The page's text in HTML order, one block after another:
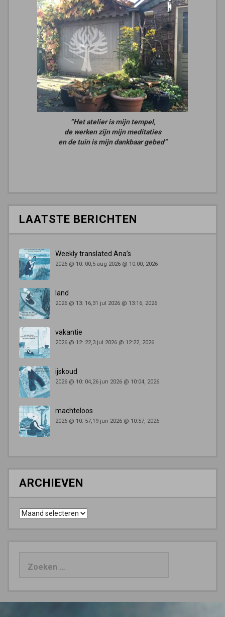
“Het atelier is mijn tempel,
de werken zijn mijn meditaties
en de tuin is mijn dankbaar gebed”
LAATSTE BERICHTEN
Weekly translated Ana’s
2026 @ 10: 00,5 aug 2026 @ 10:00, 2026
land
2026 @ 13: 16,31 jul 2026 @ 13:16, 2026
vakantie
2026 @ 12: 22,3 jul 2026 @ 12:22, 2026
ijskoud
2026 @ 10: 04,26 jun 2026 @ 10:04, 2026
machteloos
2026 @ 10: 57,19 jun 2026 @ 10:57, 2026
ARCHIEVEN
Archieven